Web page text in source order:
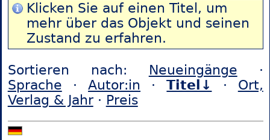
Klicken Sie auf einen Titel, um
mehr über das Objekt und seinen
Zustand zu erfahren.
Sortieren nach: Neueingänge ·
Sprache ·Autor:in ·Titel↓ · Ort,
Verlag & Jahr· Preis